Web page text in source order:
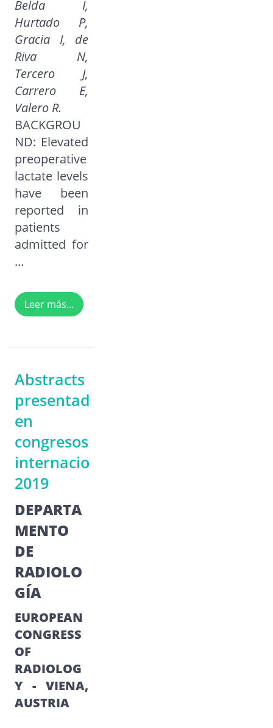
Belda I,
Hurtado P,
Gracia I, de
Riva N,
Tercero J,
Carrero E,
Valero R.
BACKGROU
ND: Elevated
preoperative
lactate levels
have been
reported in
patients
admitted for
...
Leer más...
Abstracts
presentados
en
congresos
internacionales
2019
DEPARTA
MENTO
DE
RADIOLO
GÍA
EUROPEAN
CONGRESS
OF
RADIOLOG
Y - VIENA,
AUSTRIA